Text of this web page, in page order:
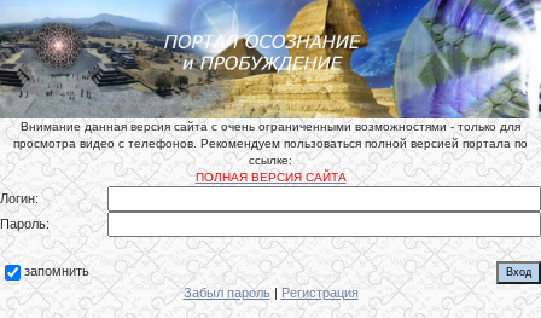
Внимание данная версия сайта с очень ограниченными возможностями - только для
просмотра видео с телефонов. Рекомендуем пользоваться полной версией портала по
ссылке:
ПОЛНАЯ ВЕРСИЯ САЙТА
Логин:
Пароль:
запомнить
Забыл пароль| Регистрация